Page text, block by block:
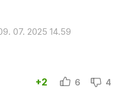
07. 2025 14.59
+2 6 4